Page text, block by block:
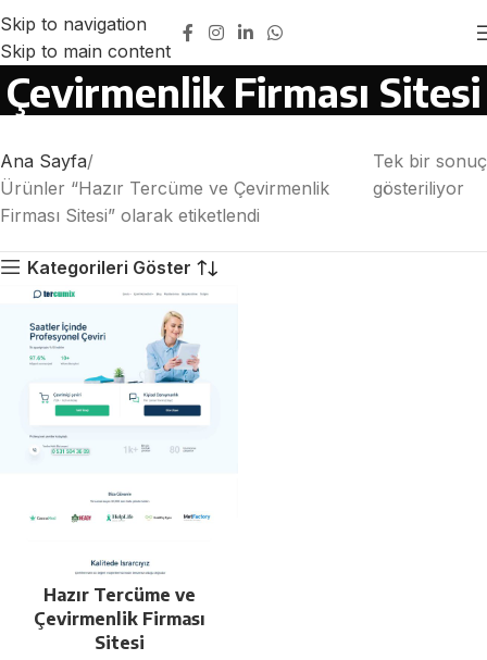
Skip to navigation
Skip to main content
Hazır Tercüme ve
Çevirmenlik Firması Sitesi
Ana Sayfa
Ürünler “Hazır Tercüme ve Çevirmenlik
Firması Sitesi” olarak etiketlendi
Tek bir sonuç
gösteriliyor
Kategorileri Göster
Hazır Tercüme ve
Çevirmenlik Firması
Sitesi